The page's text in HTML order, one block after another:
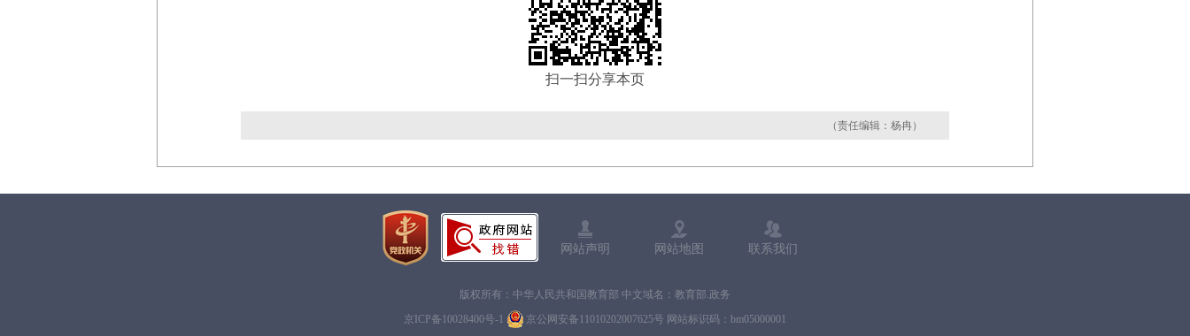
扫一扫分享本页
（责任编辑：杨冉）
网站声明 网站地图 联系我们
版权所有：中华人民共和国教育部 中文域名：教育部.政务
京ICP备10028400号-1
京公网安备11010202007625号 网站标识码：bm05000001